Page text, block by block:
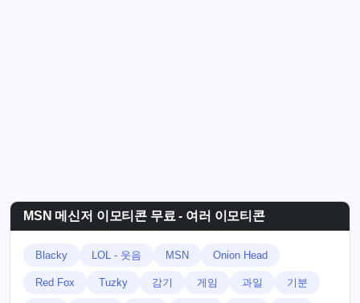
MSN 메신저 이모티콘 무료 - 여러 이모티콘
Blacky LOL - 웃음 MSN Onion Head
Red Fox Tuzky 감기 게임 과일 기분